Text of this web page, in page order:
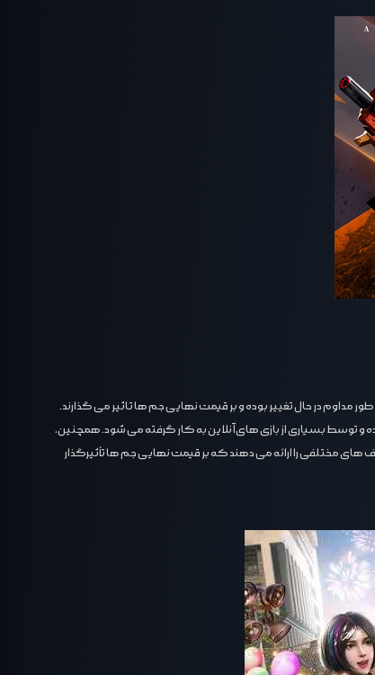
توسط بسیاری از بازی‌ های آنلاین به کار گرفته می‌ شود. همچنین،
مختلفی را ارائه می ‌دهند که بر قیمت نهایی جم ها تأثیرگذار